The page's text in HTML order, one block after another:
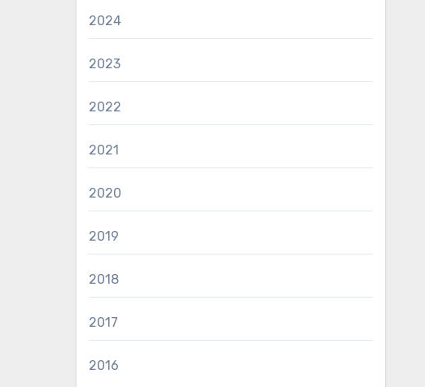
2024
2023
2022
2021
2020
2019
2018
2017
2016